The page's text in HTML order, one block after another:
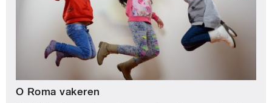
O Roma vakeren